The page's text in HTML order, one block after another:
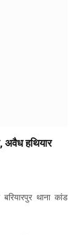
अवैध हथियार
थाना कांड